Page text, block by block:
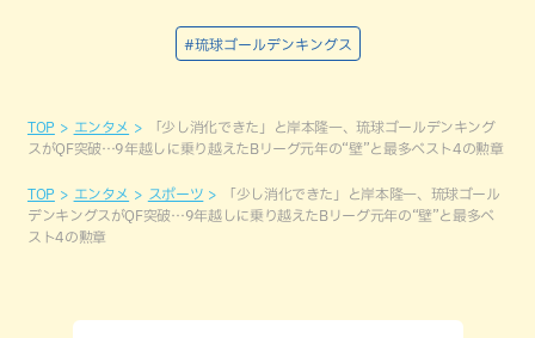
#琉球ゴールデンキングス
TOP エンタメ
「少し消化できた」と岸本隆一、琉球ゴールデンキング
スがQF突破…9年越しに乗り越えたBリーグ元年の“壁”と最多ベスト4の勲章
TOP エンタメ スポーツ
「少し消化できた」と岸本隆一、琉球ゴール
デンキングスがQF突破…9年越しに乗り越えたBリーグ元年の“壁”と最多ベ
スト4の勲章